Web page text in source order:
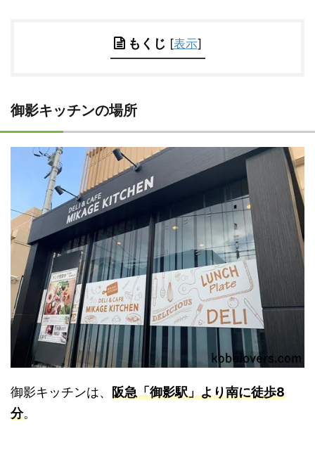
もくじ [表示]
御影キッチンの場所
御影キッチンは、 阪急「御影駅」より南に徒歩8
分。